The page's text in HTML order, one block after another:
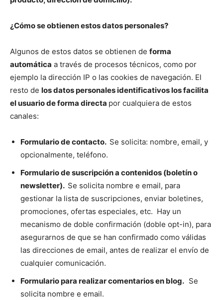
¿Cómo se obtienen estos datos personales?
Algunos de estos datos se obtienen de forma
automática a través de procesos técnicos, como por
ejemplo la dirección IP o las cookies de navegación. El
resto de los datos personales identificativos los facilita
el usuario de forma directa por cualquiera de estos
canales:
Formulario de contacto. Se solicita: nombre, email, y
opcionalmente, teléfono.
Formulario de suscripción a contenidos (boletín o
newsletter). Se solicita nombre e email, para
gestionar la lista de suscripciones, enviar boletines,
promociones, ofertas especiales, etc. Hay un
mecanismo de doble confirmación (doble opt-in), para
asegurarnos de que se han confirmado como válidas
las direcciones de email, antes de realizar el envío de
cualquier comunicación.
Formulario para realizar comentarios en blog. Se
solicita nombre e email.